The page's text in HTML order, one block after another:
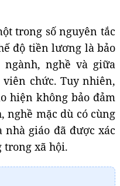
trong số nguyên tắc
độ tiền lương là bảo
nghề và giữa
viên chức. Tuy nhiên,
hiện không bảo đảm
nghề mặc dù có cùng
giáo đã được xác
trong xã hội.